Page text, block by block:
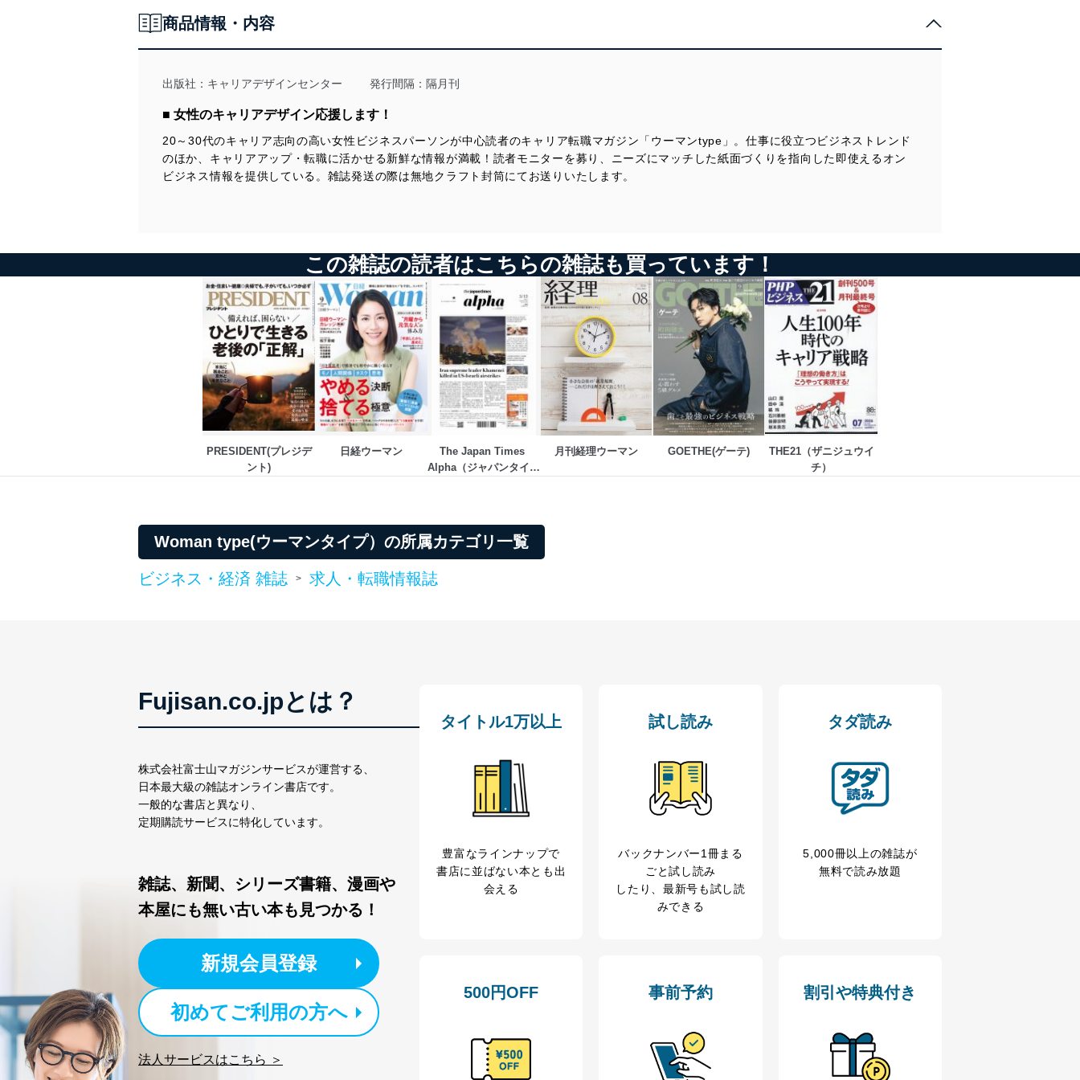
商品情報・内容
出版社： キャリアデザインセンター 発行間隔：隔月刊
■ 女性のキャリアデザイン応援します！
20～30代のキャリア志向の高い女性ビジネスパーソンが中心読者のキャリア転職マガジン「ウーマンtype」。仕事に役立つビジネストレンド
のほか、キャリアアップ・転職に活かせる新鮮な情報が満載！読者モニターを募り、ニーズにマッチした紙面づくりを指向した即使えるオン
ビジネス情報を提供している。雑誌発送の際は無地クラフト封筒にてお送りいたします。
この雑誌の読者はこちらの雑誌も買っています！
PRESIDENT(プレジデ
ント)
日経ウーマン
The Japan Times
Alpha（ジャパンタイム
月刊経理ウーマン GOETHE(ゲーテ)
THE21（ザニジュウイ
チ）
Woman type(ウーマンタイプ）の所属カテゴリ一覧
ビジネス・経済 雑誌 > 求人・転職情報誌
Fujisan.co.jpとは？
株式会社富士山マガジンサービスが運営する、
日本最大級の雑誌オンライン書店です。
一般的な書店と異なり、
定期購読サービスに特化しています。
雑誌、新聞、シリーズ書籍、漫画や
本屋にも無い古い本も見つかる！
新規会員登録
初めてご利用の方へ
法人サービスはこちら ＞
タイトル1万以上
豊富なラインナップで
書店に並ばない本とも出
会える
試し読み
バックナンバー1冊まる
ごと試し読み
したり、最新号も試し読
みできる
タダ読み
5,000冊以上の雑誌が
無料で読み放題
500円OFF 事前予約 割引や特典付き